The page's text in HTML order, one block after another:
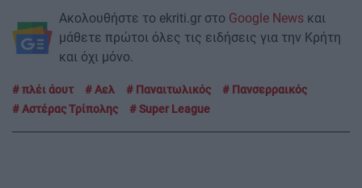
Ακολουθήστε το ekriti.gr στο Google News και
μάθετε πρώτοι όλες τις ειδήσεις για την Κρήτη
και όχι μόνο.
πλέι άουτ Αελ Παναιτωλικός
Πανσερραικός
Αστέρας Τρίπολης
Super League